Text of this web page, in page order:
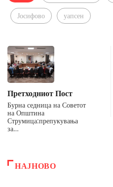
Јосифово уапсен
Претходниот Пост
Бурна седница на Советот
на Општина
Струмица:препукувања
за…
НАЈНОВО